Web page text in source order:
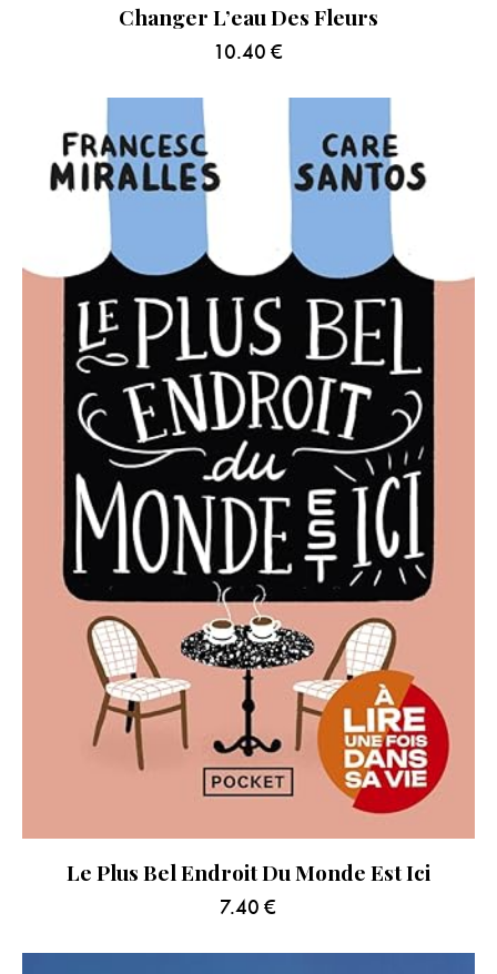
Changer L’eau Des Fleurs
10.40 €
Le Plus Bel Endroit Du Monde Est Ici
7.40 €